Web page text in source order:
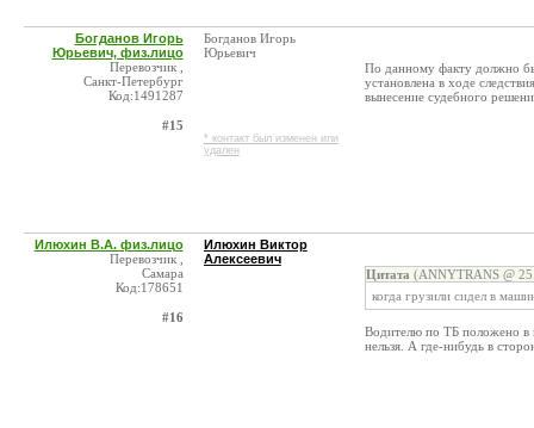
Богданов Игорь
Юрьевич, физ.лицо
Перевозчик ,
Санкт-Петербург
Код:1491287
#15
Богданов Игорь
Юрьевич
* контакт был изменен или
удален
По данному факту должно
установлена в ходе
вынесение судебного
Илюхин В.А. физ.лицо
Перевозчик ,
Самара
Код:178651
#16
Илюхин Виктор
Алексеевич
Цитата (ANNYTRANS @
когда грузили сидел в
Водителю по ТБ положено в
нельзя. А где-нибудь в